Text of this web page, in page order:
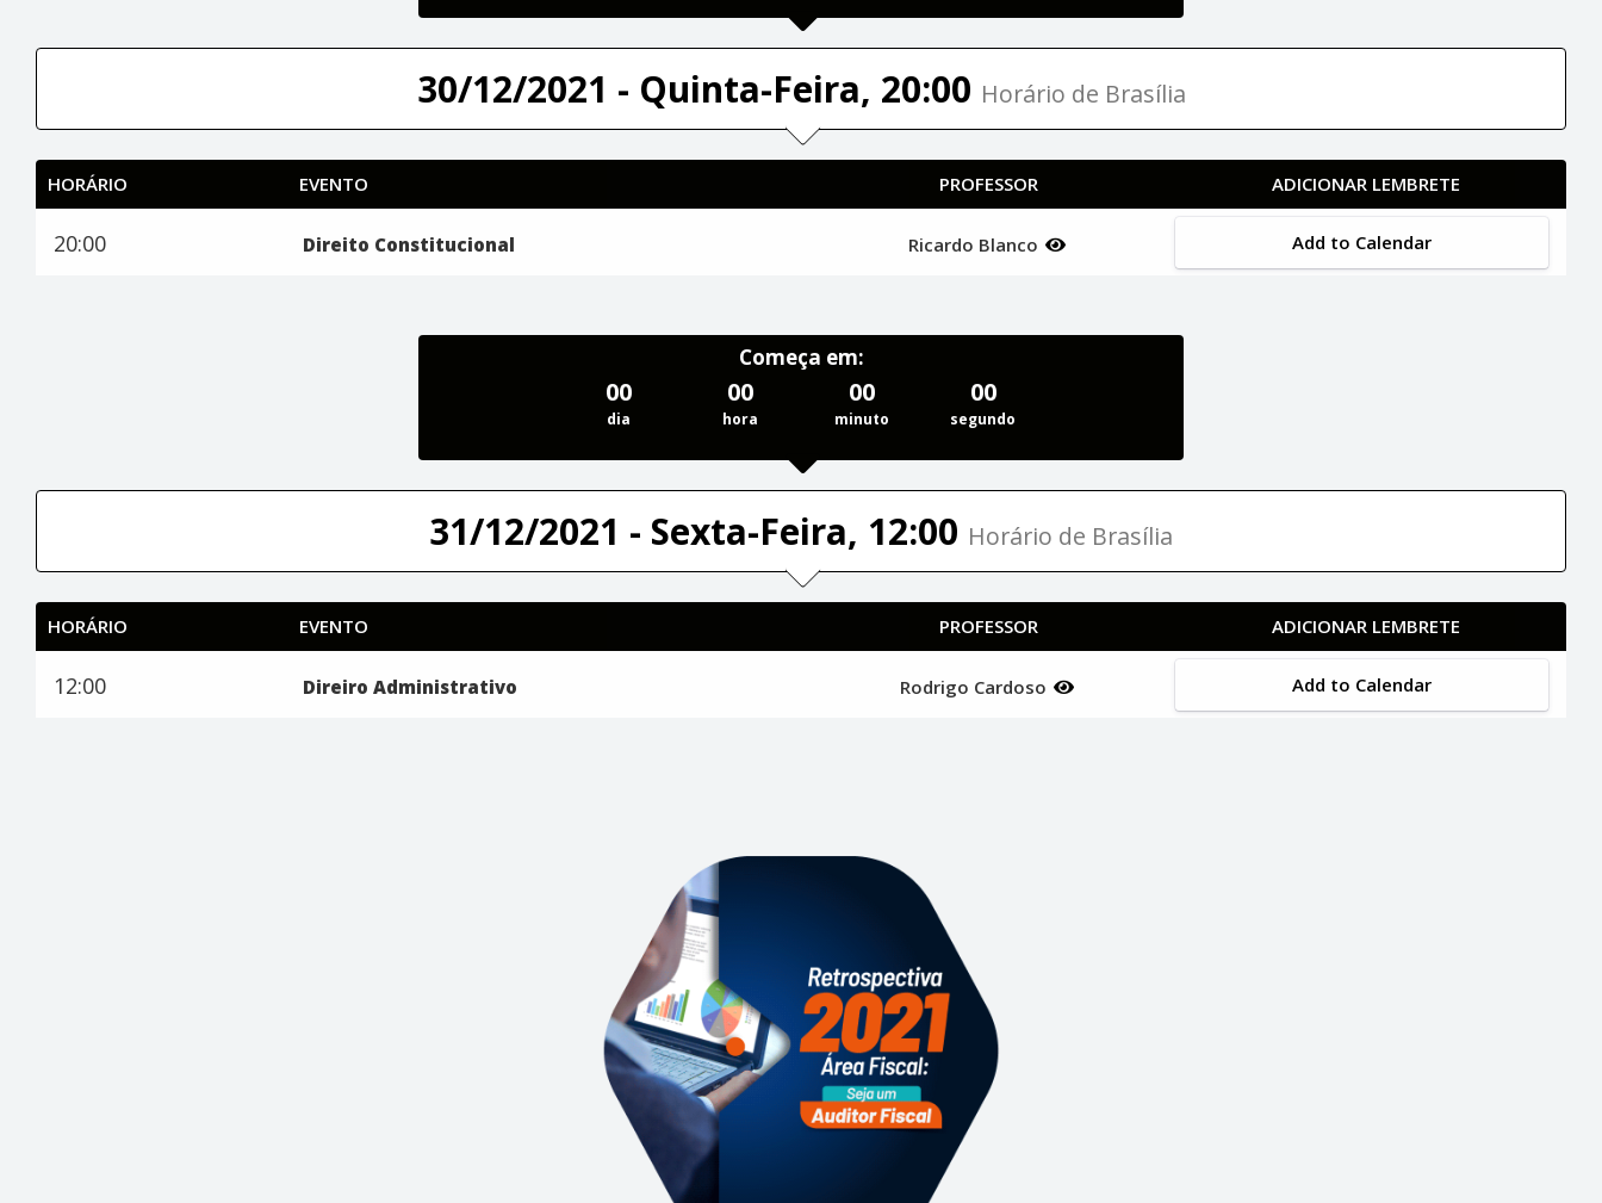
30/12/2021 - Quinta-Feira, 20:00 Horário de Brasília
HORÁRIO EVENTO PROFESSOR ADICIONAR LEMBRETE
20:00 Direito Constitucional Ricardo Blanco Add to Calendar
Começa em:
00
dia
00
hora
00
minuto
00
segundo
31/12/2021 - Sexta-Feira, 12:00 Horário de Brasília
HORÁRIO EVENTO PROFESSOR ADICIONAR LEMBRETE
12:00 Direiro Administrativo Rodrigo Cardoso Add to Calendar